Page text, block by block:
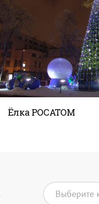
Ёлка РОСАТОМ
Выберите